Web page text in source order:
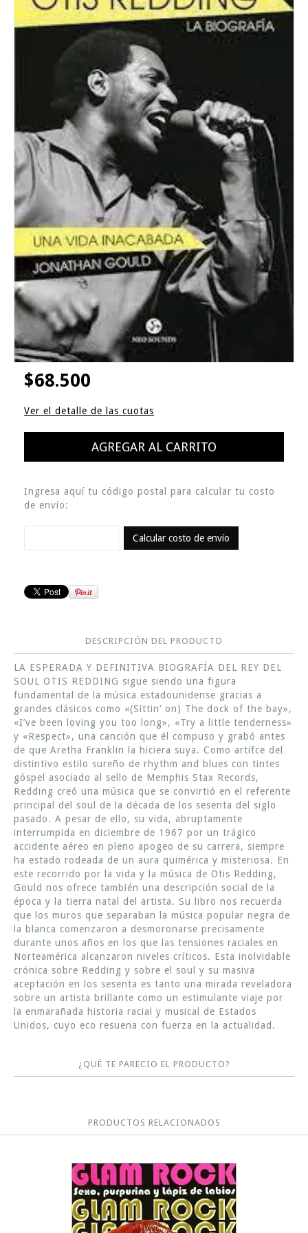
$68.500
Ver el detalle de las cuotas
Ingresa aquí tu código postal para calcular tu costo
de envío:
Calcular costo de envío
DESCRIPCIÓN DEL PRODUCTO
LA ESPERADA Y DEFINITIVA BIOGRAFÍA DEL REY DEL
SOUL OTIS REDDING sigue siendo una figura
fundamental de la música estadounidense gracias a
grandes clásicos como «(Sittin’ on) The dock of the bay»,
«I’ve been loving you too long», «Try a little tenderness»
y «Respect», una canción que él compuso y grabó antes
de que Aretha Franklin la hiciera suya. Como artífce del
distintivo estilo sureño de rhythm and blues con tintes
góspel asociado al sello de Memphis Stax Records,
Redding creó una música que se convirtió en el referente
principal del soul de la década de los sesenta del siglo
pasado. A pesar de ello, su vida, abruptamente
interrumpida en diciembre de 1967 por un trágico
accidente aéreo en pleno apogeo de su carrera, siempre
ha estado rodeada de un aura quimérica y misteriosa. En
este recorrido por la vida y la música de Otis Redding,
Gould nos ofrece también una descripción social de la
época y la tierra natal del artista. Su libro nos recuerda
que los muros que separaban la música popular negra de
la blanca comenzaron a desmoronarse precisamente
durante unos años en los que las tensiones raciales en
Norteamérica alcanzaron niveles críticos. Esta inolvidable
crónica sobre Redding y sobre el soul y su masiva
aceptación en los sesenta es tanto una mirada reveladora
sobre un artista brillante como un estimulante viaje por
la enmarañada historia racial y musical de Estados
Unidos, cuyo eco resuena con fuerza en la actualidad.
¿QUÉ TE PARECIO EL PRODUCTO?
PRODUCTOS RELACIONADOS